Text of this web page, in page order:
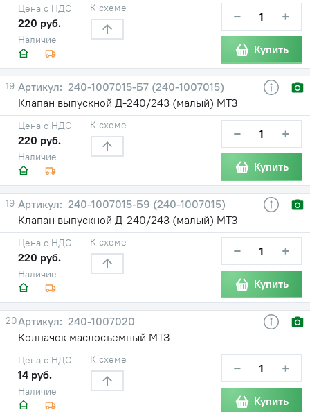
Наличие
Цена с НДС
220 руб.
К схеме − +
Купить
19
240-1007015-Б7 (240-1007015)
Клапан выпускной Д-240/243 (малый) МТЗ
Наличие
Цена с НДС
220 руб.
К схеме − +
Купить
19
240-1007015-Б9 (240-1007015)
Клапан выпускной Д-240/243 (малый) МТЗ
Наличие
Цена с НДС
220 руб.
К схеме − +
Купить
20
240-1007020
Колпачок маслосъемный МТЗ
Наличие
Цена с НДС
14 руб.
К схеме − +
Купить